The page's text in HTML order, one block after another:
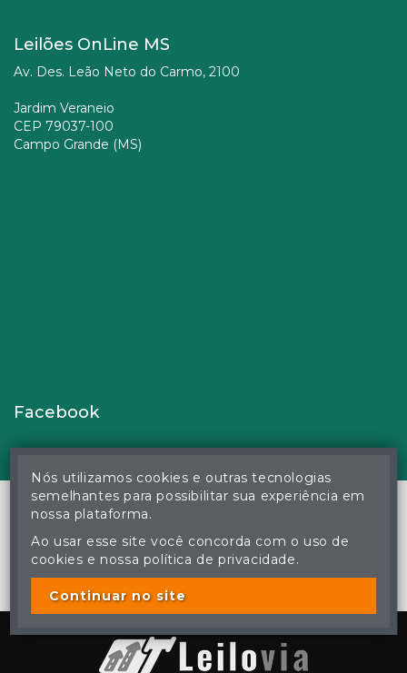
Leilões OnLine MS
Av. Des. Leão Neto do Carmo, 2100
Jardim Veraneio
CEP 79037-100
Campo Grande (MS)
Facebook
© Gustavo Correa Pereira da Silva - Leiloeiro Público Oficial -
Matrícula nº 26 JUCEMS - Todos os direitos reservados
A cópia ou reprodução não autorizada do conteúdo deste site
poderá acarretar em penas previstas em lei.
Nós utilizamos cookies e outras tecnologias
semelhantes para possibilitar sua experiência em
nossa plataforma.
Ao usar esse site você concorda com o uso de
cookies e nossa política de privacidade.
Continuar no site